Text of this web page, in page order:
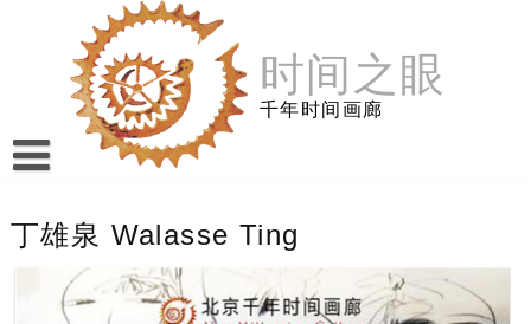
时间之眼
千年时间画廊
丁雄泉 Walasse Ting